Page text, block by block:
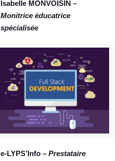
Isabelle MONVOISIN –
Monitrice éducatrice
spécialisée
e-LYPS’Info –Prestataire